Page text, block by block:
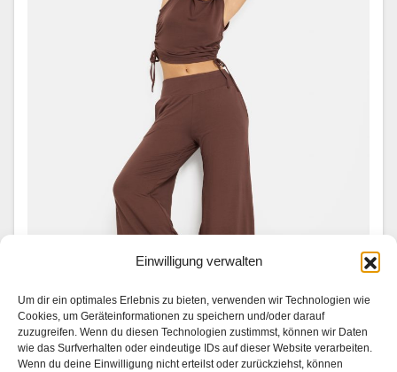
Einwilligung verwalten
Um dir ein optimales Erlebnis zu bieten, verwenden wir Technologien wie
Cookies, um Geräteinformationen zu speichern und/oder darauf
zuzugreifen. Wenn du diesen Technologien zustimmst, können wir Daten
wie das Surfverhalten oder eindeutige IDs auf dieser Website verarbeiten.
Wenn du deine Einwilligung nicht erteilst oder zurückziehst, können
LSCN by Lascana launcht erste
Pilates-Kollektion
2. AUGUST 2026